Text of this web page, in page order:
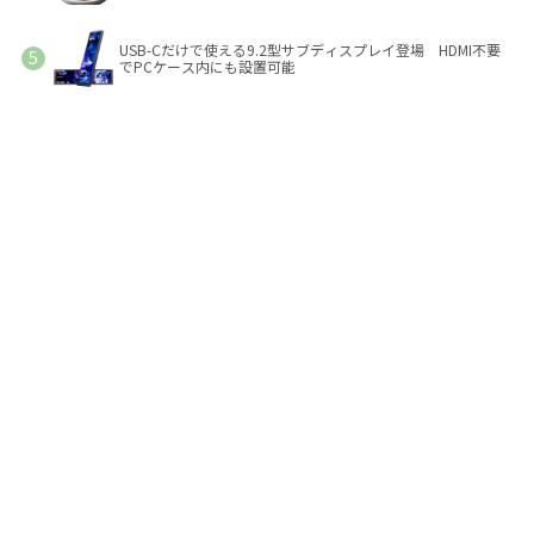
USB-Cだけで使える9.2型サブディスプレイ登場 HDMI不要
でPCケース内にも設置可能